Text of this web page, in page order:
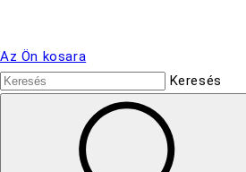
Az Ön kosara
Keresés